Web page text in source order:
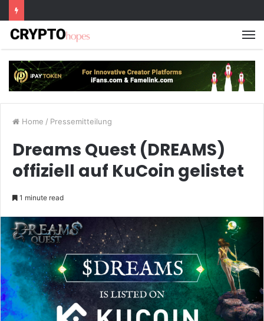
Home / Pressemitteilung
Dreams Quest (DREAMS)
offiziell auf KuCoin gelistet
1 minute read